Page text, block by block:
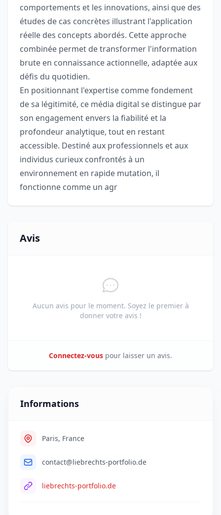
comportements et les innovations, ainsi que des
études de cas concrètes illustrant l'application
réelle des concepts abordés. Cette approche
combinée permet de transformer l'information
brute en connaissance actionnelle, adaptée aux
défis du quotidien.
En positionnant l'expertise comme fondement
de sa légitimité, ce média digital se distingue par
son engagement envers la fiabilité et la
profondeur analytique, tout en restant
accessible. Destiné aux professionnels et aux
individus curieux confrontés à un
environnement en rapide mutation, il
fonctionne comme un agr
Avis
Aucun avis pour le moment. Soyez le premier à
donner votre avis !
Connectez-vous pour laisser un avis.
Informations
Paris, France
contact@liebrechts-portfolio.de
liebrechts-portfolio.de